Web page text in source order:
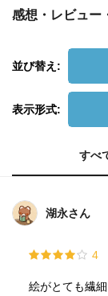
感想・レビュー
並び替え:
表示形式:
すべ
湖永さん
4
絵がとても繊細